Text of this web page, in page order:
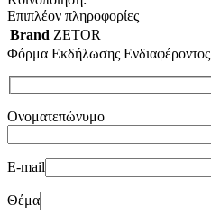
Επιπλέον πληροφορίες
Brand ZETOR
Φόρμα Εκδήλωσης Ενδιαφέροντος
Ονοματεπώνυμο
E-mail
Θέμα